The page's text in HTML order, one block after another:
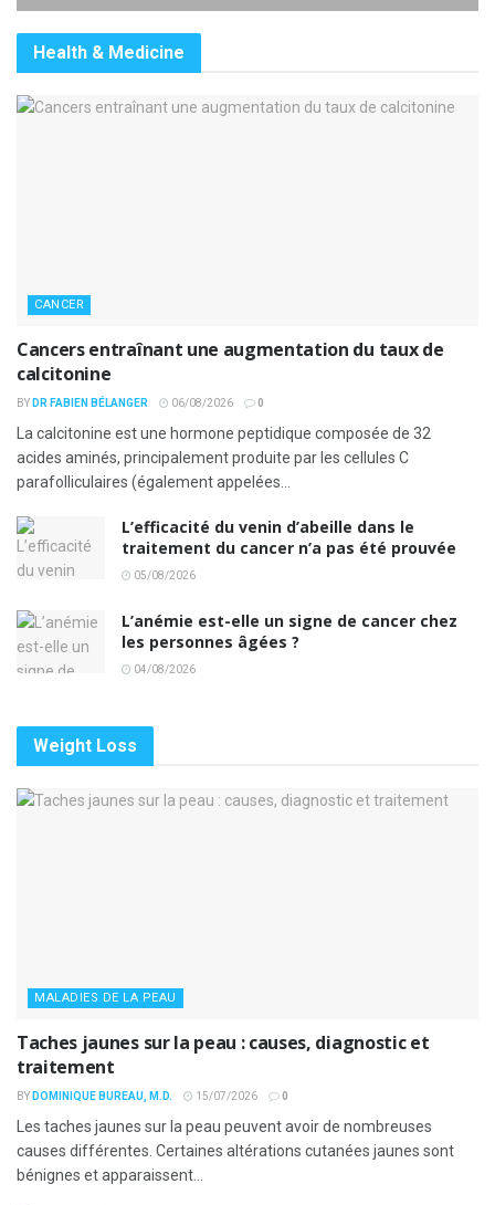
Health & Medicine
CANCER
Cancers entraînant une augmentation du taux de
calcitonine
BY DR FABIEN BÉLANGER 06/08/2026 0
La calcitonine est une hormone peptidique composée de 32
acides aminés, principalement produite par les cellules C
parafolliculaires (également appelées...
L’efficacité du venin d’abeille dans le
traitement du cancer n’a pas été prouvée
05/08/2026
L’anémie est-elle un signe de cancer chez
les personnes âgées ?
04/08/2026
Weight Loss
MALADIES DE LA PEAU
Taches jaunes sur la peau : causes, diagnostic et
traitement
BY DOMINIQUE BUREAU, M.D. 15/07/2026 0
Les taches jaunes sur la peau peuvent avoir de nombreuses
causes différentes. Certaines altérations cutanées jaunes sont
bénignes et apparaissent...